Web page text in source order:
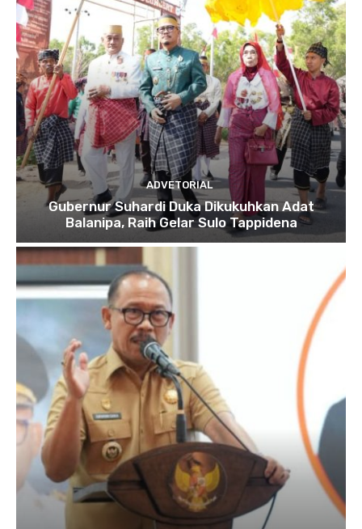
ADVETORIAL
Gubernur Suhardi Duka Dikukuhkan Adat
Balanipa, Raih Gelar Sulo Tappidena